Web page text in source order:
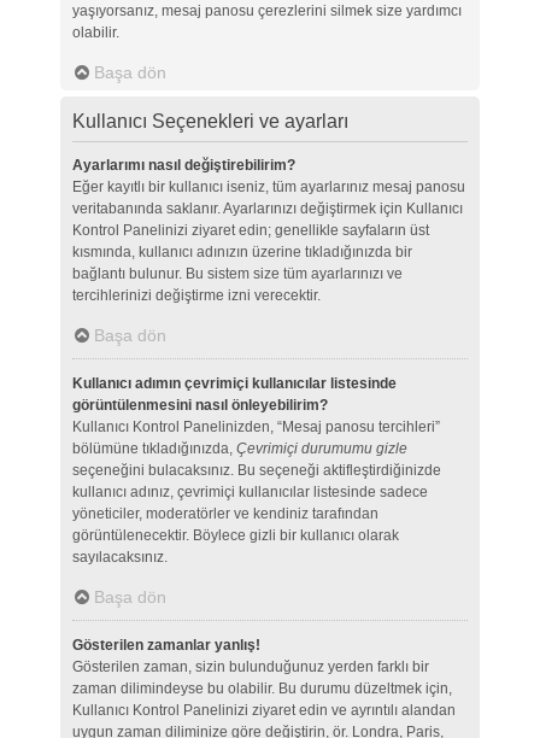
yaşıyorsanız, mesaj panosu çerezlerini silmek size yardımcı
olabilir.
Başa dön
Kullanıcı Seçenekleri ve ayarları
Ayarlarımı nasıl değiştirebilirim?
Eğer kayıtlı bir kullanıcı iseniz, tüm ayarlarınız mesaj panosu
veritabanında saklanır. Ayarlarınızı değiştirmek için Kullanıcı
Kontrol Panelinizi ziyaret edin; genellikle sayfaların üst
kısmında, kullanıcı adınızın üzerine tıkladığınızda bir
bağlantı bulunur. Bu sistem size tüm ayarlarınızı ve
tercihlerinizi değiştirme izni verecektir.
Başa dön
Kullanıcı adımın çevrimiçi kullanıcılar listesinde
görüntülenmesini nasıl önleyebilirim?
Kullanıcı Kontrol Panelinizden, “Mesaj panosu tercihleri”
bölümüne tıkladığınızda, Çevrimiçi durumumu gizle
seçeneğini bulacaksınız. Bu seçeneği aktifleştirdiğinizde
kullanıcı adınız, çevrimiçi kullanıcılar listesinde sadece
yöneticiler, moderatörler ve kendiniz tarafından
görüntülenecektir. Böylece gizli bir kullanıcı olarak
sayılacaksınız.
Başa dön
Gösterilen zamanlar yanlış!
Gösterilen zaman, sizin bulunduğunuz yerden farklı bir
zaman dilimindeyse bu olabilir. Bu durumu düzeltmek için,
Kullanıcı Kontrol Panelinizi ziyaret edin ve ayrıntılı alandan
uygun zaman diliminize göre değiştirin, ör. Londra, Paris,